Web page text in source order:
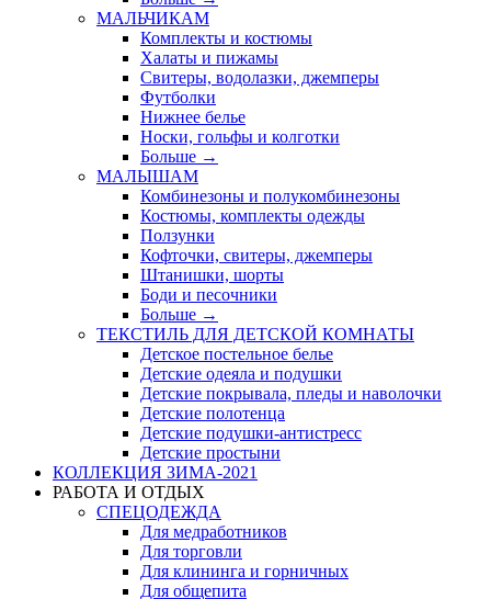
МАЛЬЧИКАМ
Комплекты и костюмы
Халаты и пижамы
Свитеры, водолазки, джемперы
Футболки
Нижнее белье
Носки, гольфы и колготки
Больше →
МАЛЫШАМ
Комбинезоны и полукомбинезоны
Костюмы, комплекты одежды
Ползунки
Кофточки, свитеры, джемперы
Штанишки, шорты
Боди и песочники
Больше →
ТЕКСТИЛЬ ДЛЯ ДЕТСКОЙ КОМНАТЫ
Детское постельное белье
Детские одеяла и подушки
Детские покрывала, пледы и наволочки
Детские полотенца
Детские подушки-антистресс
Детские простыни
КОЛЛЕКЦИЯ ЗИМА-2021
РАБОТА И ОТДЫХ
СПЕЦОДЕЖДА
Для медработников
Для торговли
Для клининга и горничных
Для общепита